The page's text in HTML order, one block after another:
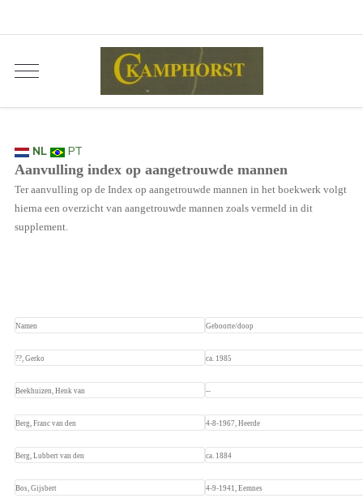
NL PT
Aanvulling index op aangetrouwde mannen
Ter aanvulling op de Index op aangetrouwde mannen in het boekwerk volgt
hierna een overzicht van aangetrouwde mannen zoals vermeld in dit
supplement.
Namen Geboorte/doop
??, Gerko ca. 1985
Beekhuizen, Henk van --
Berg, Franc van den 4-8-1967, Heerde
Berg, Lubbert van den ca. 1884
Bos, Gijsbert 4-9-1941, Eemnes